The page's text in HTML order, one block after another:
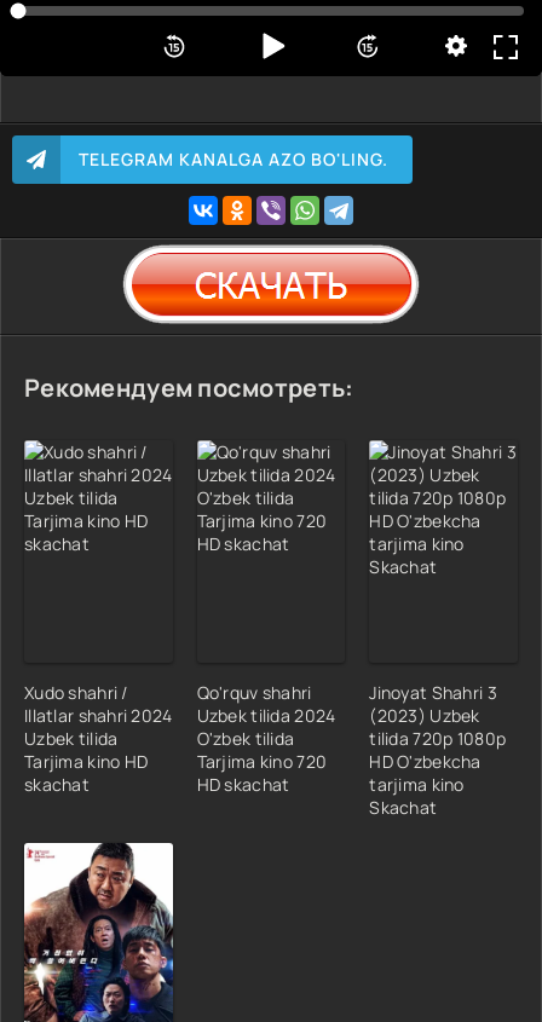
TELEGRAM KANALGA AZO BO'LING.
Рекомендуем посмотреть:
Xudo shahri /
Illatlar shahri 2024
Uzbek tilida
Tarjima kino HD
skachat
Qo'rquv shahri
Uzbek tilida 2024
O'zbek tilida
Tarjima kino 720
HD skachat
Jinoyat Shahri 3
(2023) Uzbek
tilida 720p 1080p
HD O'zbekcha
tarjima kino
Skachat